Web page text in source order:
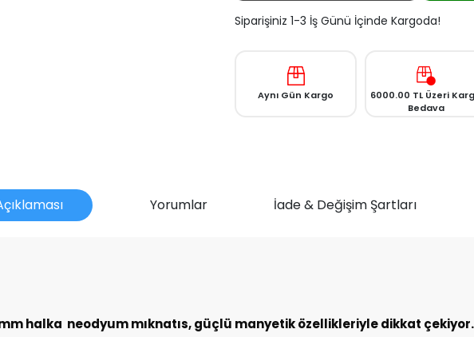
Siparişiniz 1-3 İş Günü İçinde Kargoda!
Aynı Gün Kargo
6000.00 TL Üzeri
Bedava
halka neodyum mıknatıs, güçlü manyetik özellikleriyle dikkat
Yorumlar İade & Değişim Şartları